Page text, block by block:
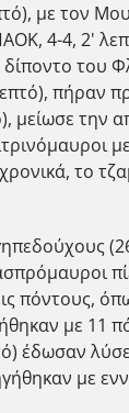
με τον
4-4, 2'
του
μείωσε
το
πόντους,
με 11
έδωσαν
με